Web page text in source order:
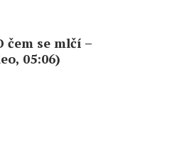
čem se mlčí –
05:06)